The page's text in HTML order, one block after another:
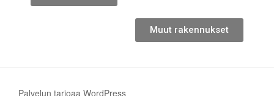
Muut rakennukset
Palvelun tarjoaa WordPress